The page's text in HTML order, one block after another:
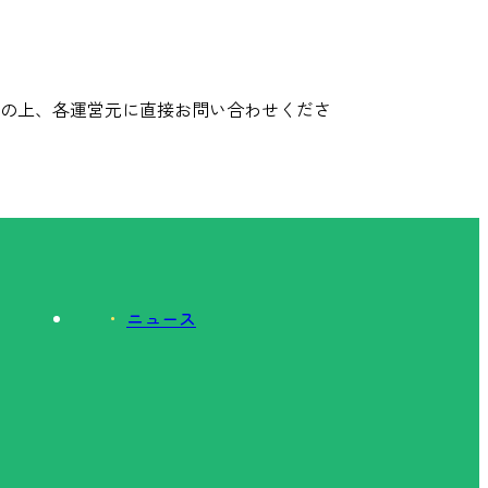
上、各運営元に直接お問い合わせくださ
ニュース